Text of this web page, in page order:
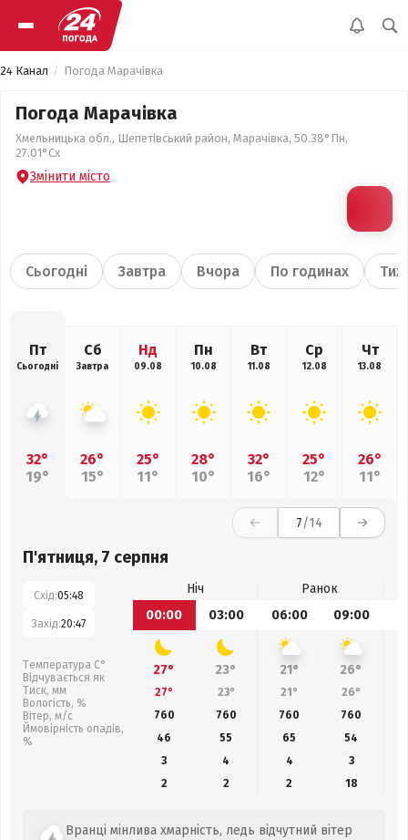
24 Канал Погода Марачівка
Погода Марачівка
Хмельницька обл., Шепетівський район, Марачівка, 50.38°Пн,
27.01°Сх
Змінити місто
Сьогодні Завтра Вчора По годинах
Пт
Сьогодні
32°
19°
Сб
Завтра
26°
15°
Нд
09.08
25°
11°
Пн
10.08
28°
10°
Вт
11.08
32°
16°
Ср
12.08
25°
12°
Чт
13.08
26°
11°
7/14
П'ятниця, 7 серпня
Схід:05:48
Захід:20:47
Температура С°
Відчувається як
Тиск, мм
Вологість, %
Вітер, м/с
Ймовірність опадів,
%
Ніч
Ранок
00:00
03:00 06:00 09:00
27° 23° 21° 26°
27° 23° 21° 26°
760
760 760 760
46
55 65 54
3
4 4
3
2
2 2 18
Вранці мінлива хмарність, ледь відчутний вітер